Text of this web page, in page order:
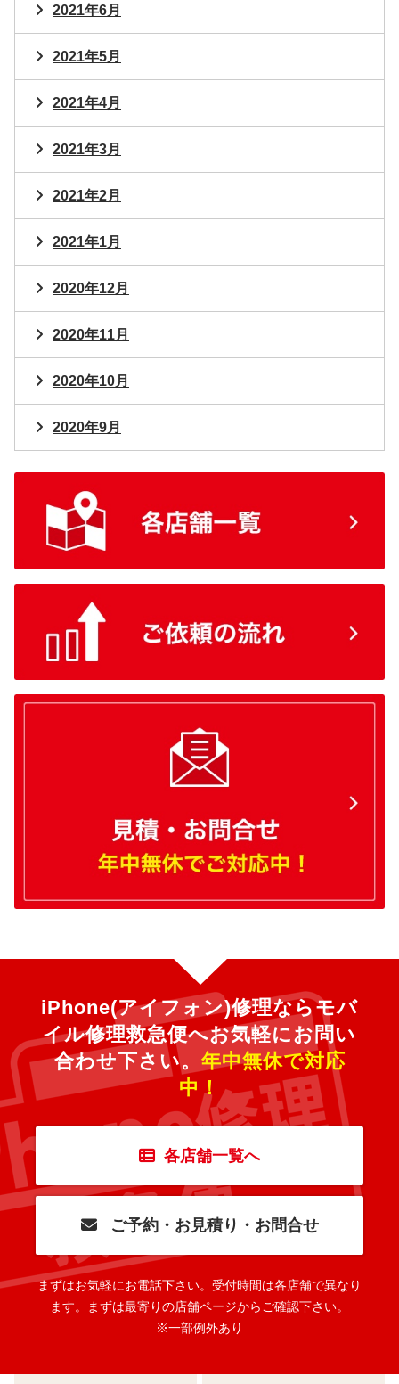
2021年6月
2021年5月
2021年4月
2021年3月
2021年2月
2021年1月
2020年12月
2020年11月
2020年10月
2020年9月
iPhone(アイフォン)修理ならモバ
イル修理救急便へお気軽にお問い
合わせ下さい。 年中無休で対応
中！
各店舗一覧へ
ご予約・お見積り・お問合せ
まずはお気軽にお電話下さい。 受付時間は各店舗で異なり
ます。
まずは最寄りの店舗ページからご確認下さい。
※一部例外あり